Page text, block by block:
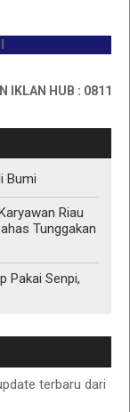
HUB : 0811767335
Bumi
Riau
Tunggakan
Pakai Senpi,
terbaru dari